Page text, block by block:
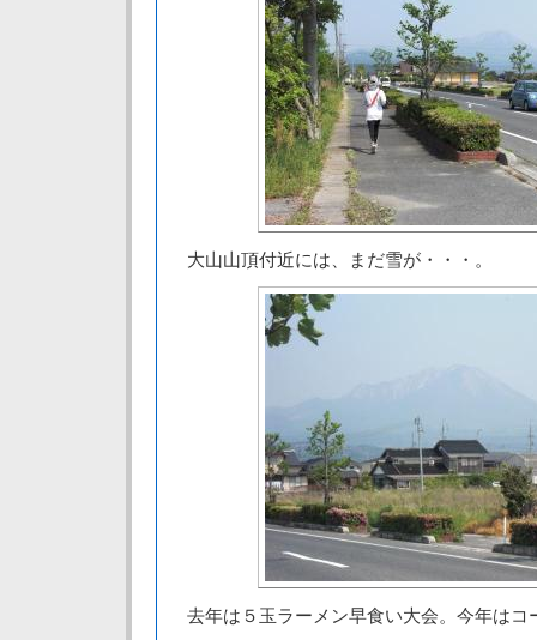
大山山頂付近には、まだ雪が・・・。
去年は５玉ラーメン早食い大会。今年は